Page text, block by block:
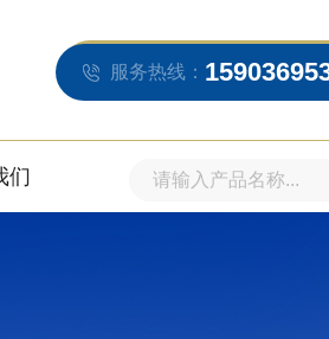
服务热线：
们